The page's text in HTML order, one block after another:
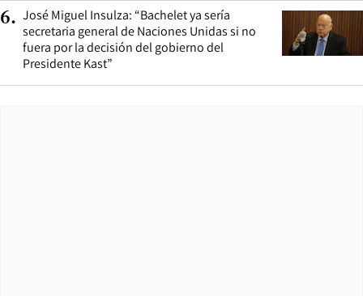
6. José Miguel Insulza: “Bachelet ya sería
secretaria general de Naciones Unidas si no
fuera por la decisión del gobierno del
Presidente Kast”